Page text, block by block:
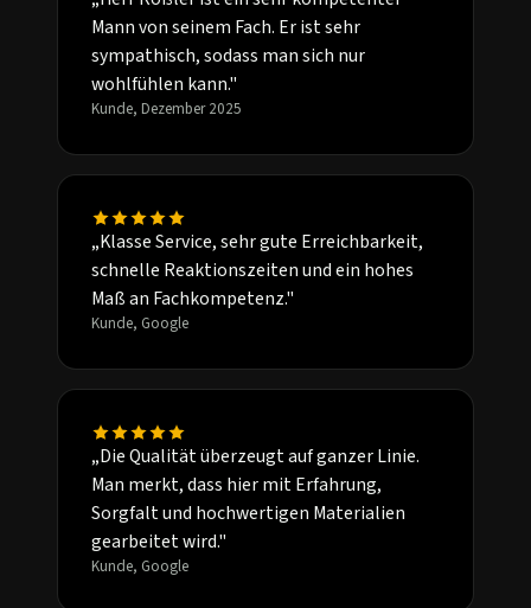
Mann von seinem Fach. Er ist sehr
sympathisch, sodass man sich nur
wohlfühlen kann."
Kunde, Dezember 2025
„Klasse Service, sehr gute Erreichbarkeit,
schnelle Reaktionszeiten und ein hohes
Maß an Fachkompetenz."
Kunde, Google
„Die Qualität überzeugt auf ganzer Linie.
Man merkt, dass hier mit Erfahrung,
Sorgfalt und hochwertigen Materialien
gearbeitet wird."
Kunde, Google